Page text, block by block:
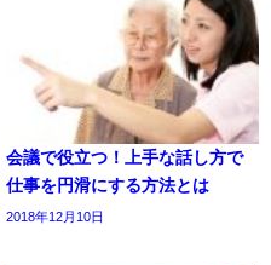
会議で役立つ！上手な話し方で
仕事を円滑にする方法とは
2018年12月10日